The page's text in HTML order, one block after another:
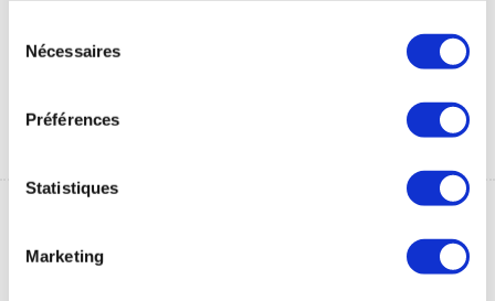
Nécessaires
Préférences
Statistiques
Marketing
3 Mo
parler de la cure thermale à son
médecin et éducation à la